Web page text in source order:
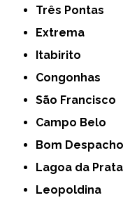
Três Pontas
Extrema
Itabirito
Congonhas
São Francisco
Campo Belo
Bom Despacho
Lagoa da Prata
Leopoldina